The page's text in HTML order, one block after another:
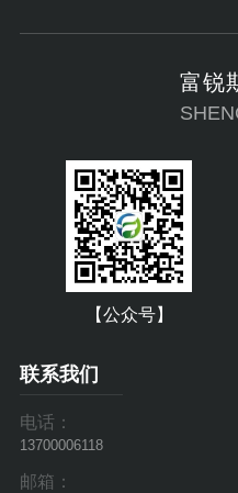
富锐
【公众号】
联系我们
电话：
13700006118
邮箱：